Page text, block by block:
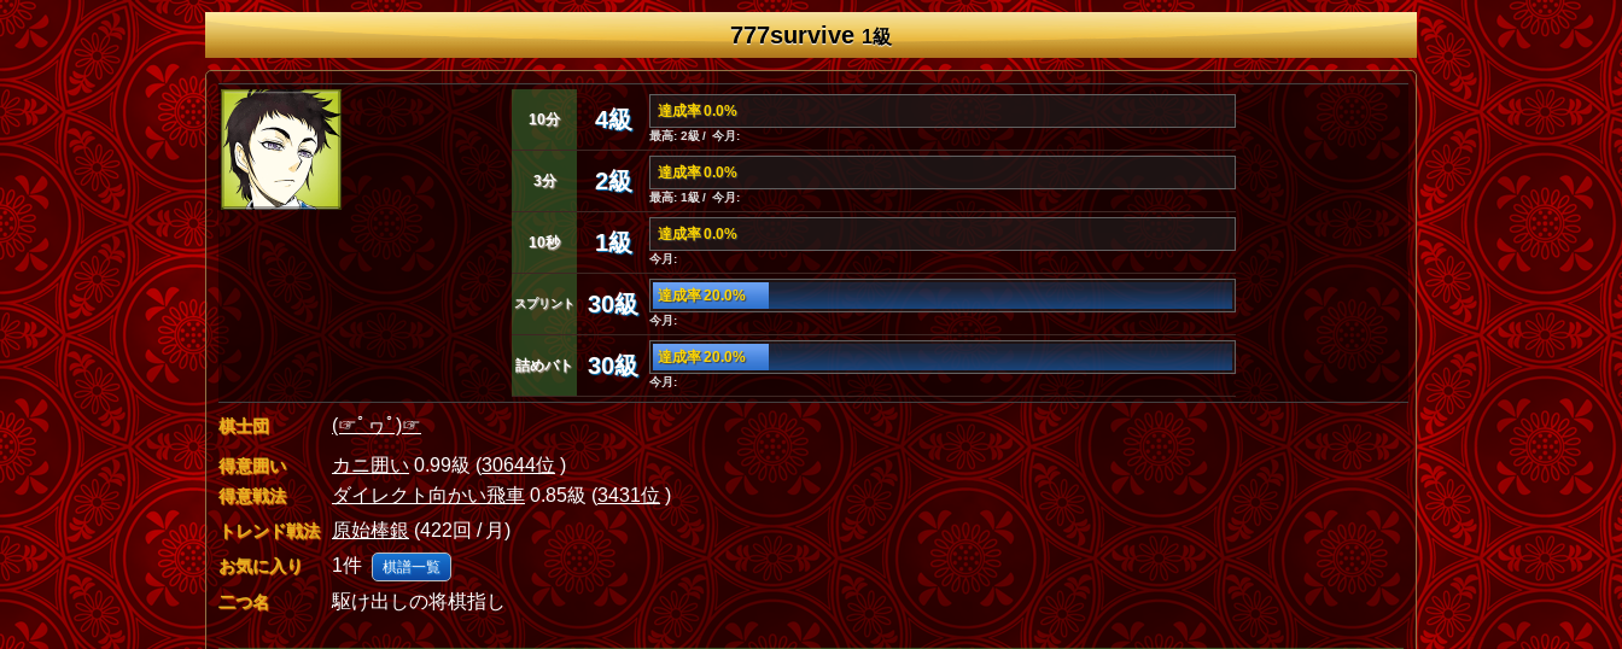
777survive1級
10分 4級 達成率 0.0%
最高: 2級 / 今月:
3分 2級 達成率 0.0%
最高: 1級 / 今月:
10秒 1級 達成率 0.0%
今月:
スプリント 30級 達成率 20.0%
今月:
詰めバト 30級 達成率 20.0%
今月:
棋士団 (☞ﾟヮﾟ)☞
得意囲い カニ囲い0.99級 (30644位)
得意戦法 ダイレクト向かい飛車0.85級 (3431位)
トレンド戦法 原始棒銀(422回 / 月)
お気に入り 1件 棋譜一覧
二つ名 駆け出しの将棋指し